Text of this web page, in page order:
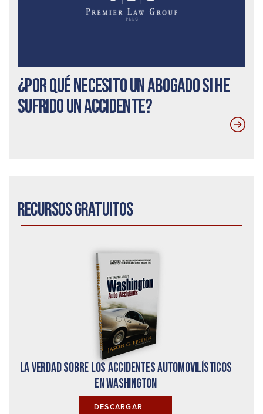
¿Por qué necesito un abogado si he
sufrido un accidente?
Recursos gratuitos
La verdad sobre los accidentes automovilísticos
en Washington
DESCARGAR